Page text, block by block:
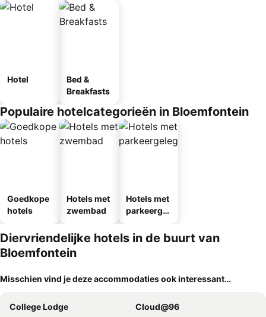
Hotel
Bed &
Breakfasts
Populaire hotelcategorieën in Bloemfontein
Goedkope
hotels
Hotels met
zwembad
Hotels met
parkeergel
Diervriendelijke hotels in de buurt van
Bloemfontein
Misschien vind je deze accommodaties ook interessant…
College Lodge
Cloud@96